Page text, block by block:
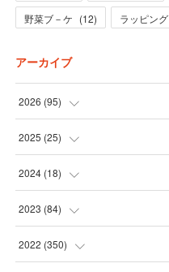
野菜ブ－ケ (12) ラッピング
アーカイブ
2026 (95)
(5
(31 )
(28
(31
2025 (25)
(3
(19 )
(1)
2024(18)
(1
(12
2023 (84)
(1)
2022 (350)